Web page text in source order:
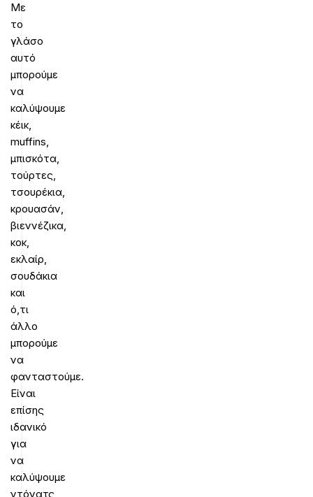
Με
το
γλάσο
αυτό
μπορούμε
να
καλύψουμε
κέικ,
muffins,
μπισκότα,
τούρτες,
τσουρέκια,
κρουασάν,
βιεννέζικα,
κοκ,
εκλαίρ,
σουδάκια
και
ό,τι
άλλο
μπορούμε
να
φανταστούμε.
Είναι
επίσης
ιδανικό
για
να
καλύψουμε
ντόνατς